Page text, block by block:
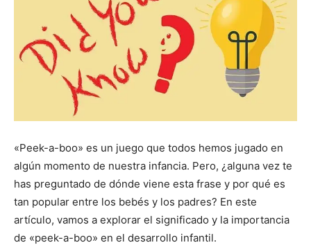
«Peek-a-boo» es un juego que todos hemos jugado en
algún momento de nuestra infancia. Pero, ¿alguna vez te
has preguntado de dónde viene esta frase y por qué es
tan popular entre los bebés y los padres? En este
artículo, vamos a explorar el significado y la importancia
de «peek-a-boo» en el desarrollo infantil.